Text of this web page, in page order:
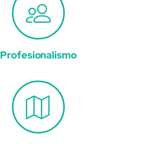
Profesionalismo